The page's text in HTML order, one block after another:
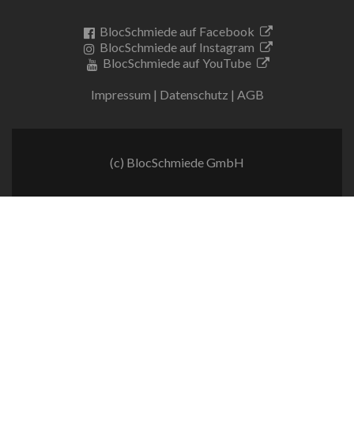
BlocSchmiede auf Facebook
BlocSchmiede auf Instagram
BlocSchmiede auf YouTube
Impressum | Datenschutz | AGB
(c) BlocSchmiede GmbH